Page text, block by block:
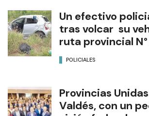
Un efectivo
tras volcar su
ruta provincial
POLICIALES
Provincias
Valdés, con un